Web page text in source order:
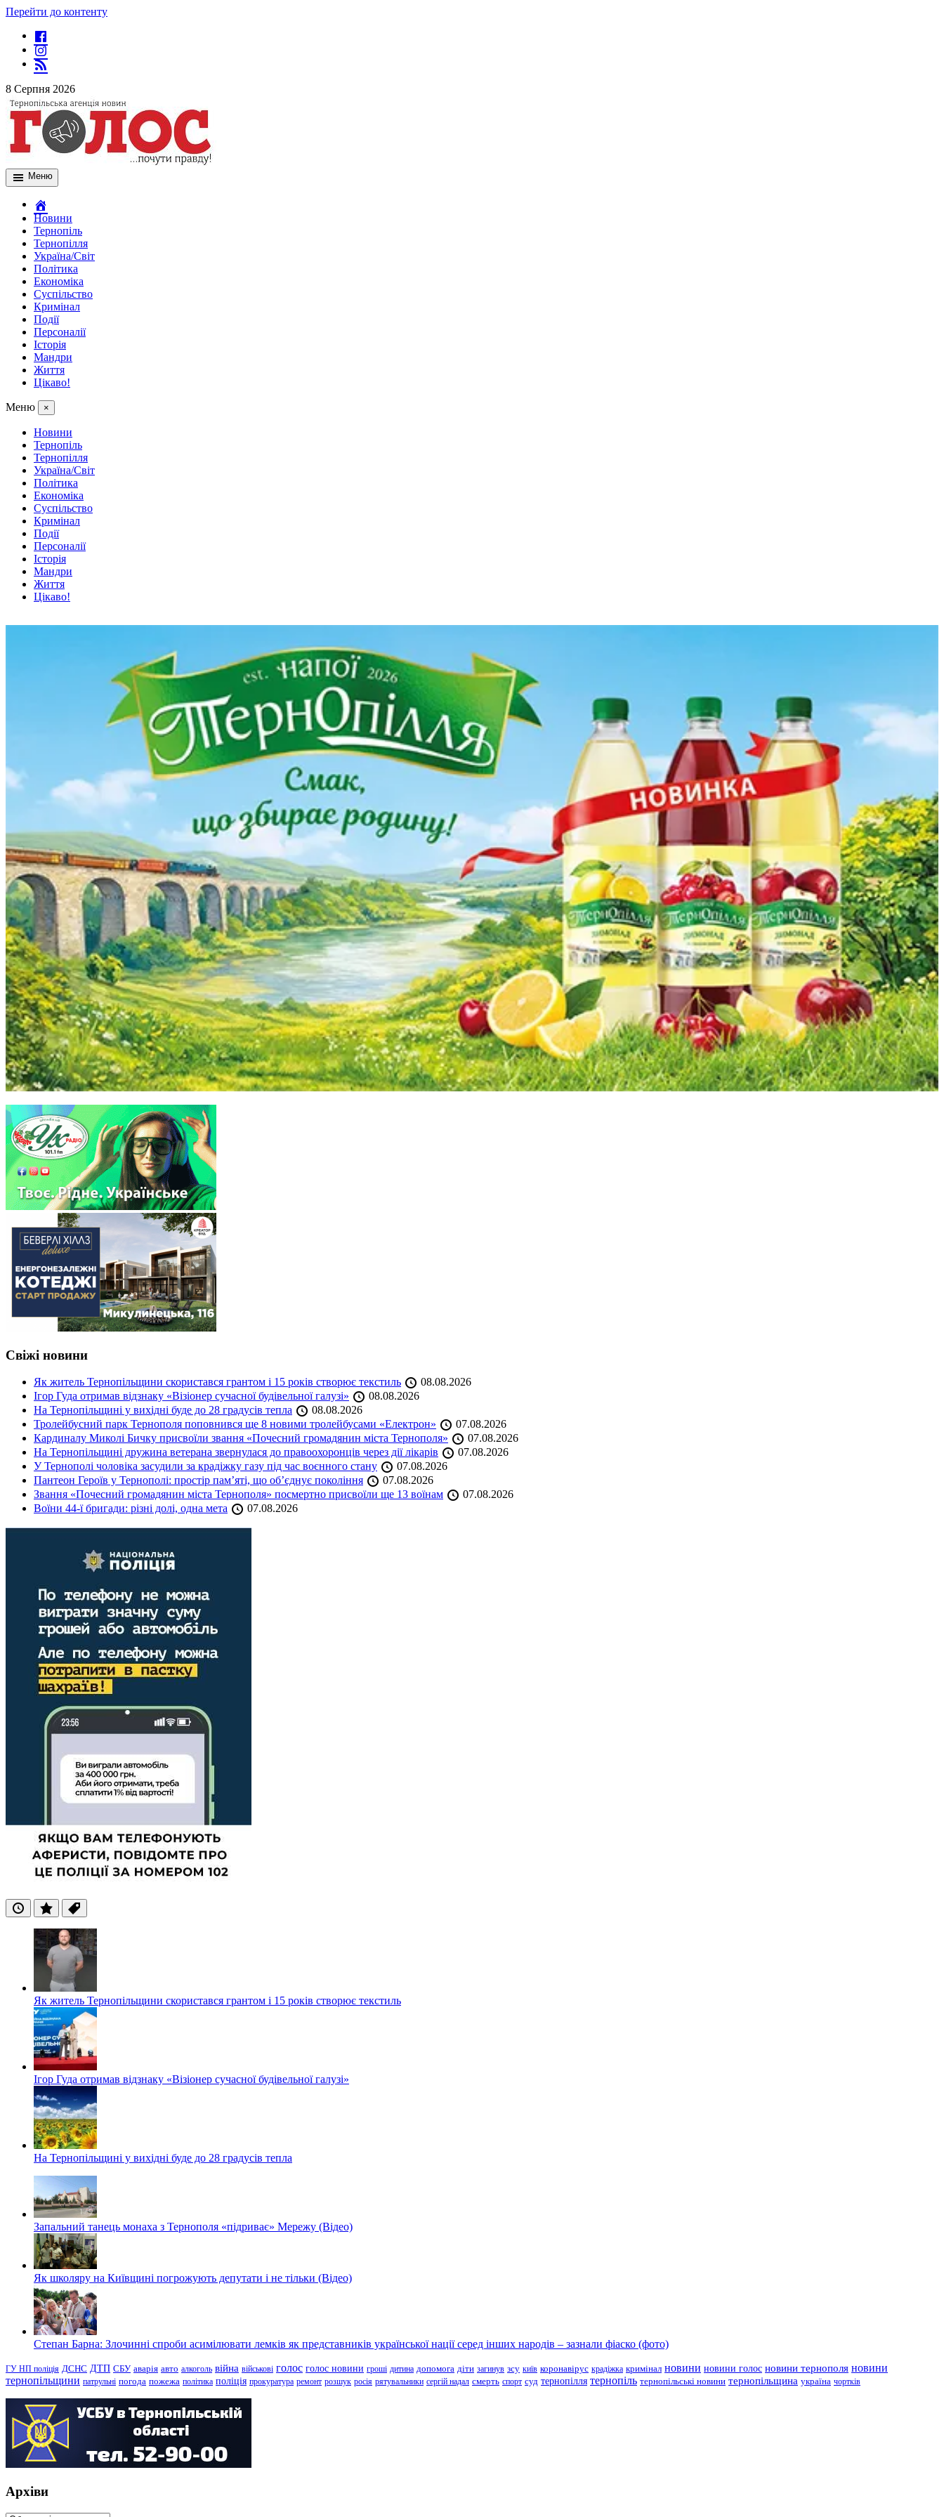
Перейти до контенту
8 Серпня 2026
Меню
Новини
Тернопіль
Тернопілля
Україна/Світ
Політика
Економіка
Суспільство
Кримінал
Події
Персоналії
Історія
Мандри
Життя
Цікаво!
Меню ×
Новини
Тернопіль
Тернопілля
Україна/Світ
Політика
Економіка
Суспільство
Кримінал
Події
Персоналії
Історія
Мандри
Життя
Цікаво!
Свіжі новини
Як житель Тернопільщини скористався грантом і 15 років створює текстиль
08.08.2026
Ігор Гуда отримав відзнаку «Візіонер сучасної будівельної галузі»
08.08.2026
На Тернопільщині у вихідні буде до 28 градусів тепла
08.08.2026
Тролейбусний парк Тернополя поповнився ще 8 новими тролейбусами «Електрон»
07.08.2026
Кардиналу Миколі Бичку присвоїли звання «Почесний громадянин міста Тернополя»
07.08.2026
На Тернопільщині дружина ветерана звернулася до правоохоронців через дії лікарів
07.08.2026
У Тернополі чоловіка засудили за крадіжку газу під час воєнного стану
07.08.2026
Пантеон Героїв у Тернополі: простір пам’яті, що об’єднує покоління
07.08.2026
Звання «Почесний громадянин міста Тернополя» посмертно присвоїли ще 13 воїнам
07.08.2026
Воїни 44-ї бригади: різні долі, одна мета
07.08.2026
ОстанніПопулярні
Теги
Як житель Тернопільщини скористався грантом і 15 років створює текстиль
Ігор Гуда отримав відзнаку «Візіонер сучасної будівельної галузі»
На Тернопільщині у вихідні буде до 28 градусів тепла
Запальний танець монаха з Тернополя «підриває» Мережу (Відео)
Як школяру на Київщині погрожують депутати і не тільки (Відео)
Степан Барна: Злочинні спроби асимілювати лемків як представників української нації серед інших народів – зазнали фіаско (фото)
ГУ НП поліція ДСНС ДТП СБУ аварія авто алкоголь війна військові голос голос новини гроші дитина допомога діти загинув зсу київ коронавірус крадіжка кримінал новини новини голос новини тернополя новини
тернопільщини патрульні погода пожежа політика поліція прокуратура ремонт розшук росія рятувальники сергій надал смерть спорт суд тернопілля тернопіль тернопільські новини тернопільщина україна чортків
Архіви